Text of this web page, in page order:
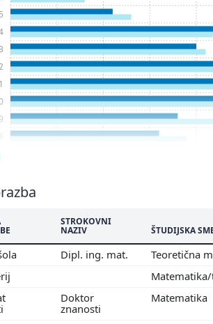
STROKOVNI
NAZIV ŠTUDIJSKA
Dipl. ing. mat. Teoretična
Doktor
znanosti
Matematika